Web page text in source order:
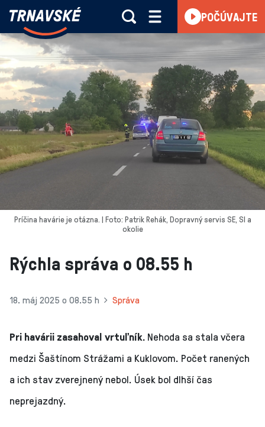
Skočiť na obsah
Trnavské
Vieme,
čo
sa
deje
v
kraji
POČÚVAJTE
Rýchla správa o 08.55 h
18. máj 2025 o 08.55 h Správa
Príčina havárie je otázna. | Foto: Patrik Rehák, Dopravný servis SE, SI a
okolie
Pri havárii zasahoval vrtuľník. Nehoda sa stala včera
medzi Šaštínom Strážami a Kuklovom. Počet ranených
a ich stav zverejnený nebol. Úsek bol dlhší čas
neprejazdný.